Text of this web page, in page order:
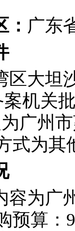
广东
区大坦
案机关
广州
式为其
容为广
预算：